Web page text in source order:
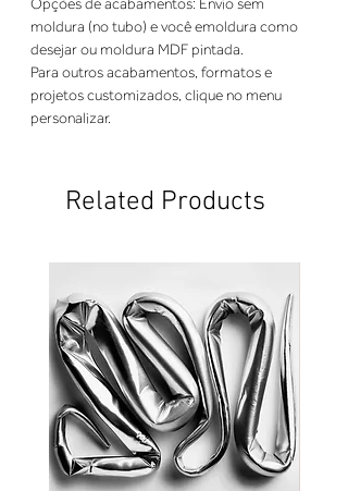
Opções de acabamentos: Envio sem
moldura (no tubo) e você emoldura como
desejar ou moldura MDF pintada.
Para outros acabamentos, formatos e
projetos customizados, clique no menu
personalizar.
Related Products